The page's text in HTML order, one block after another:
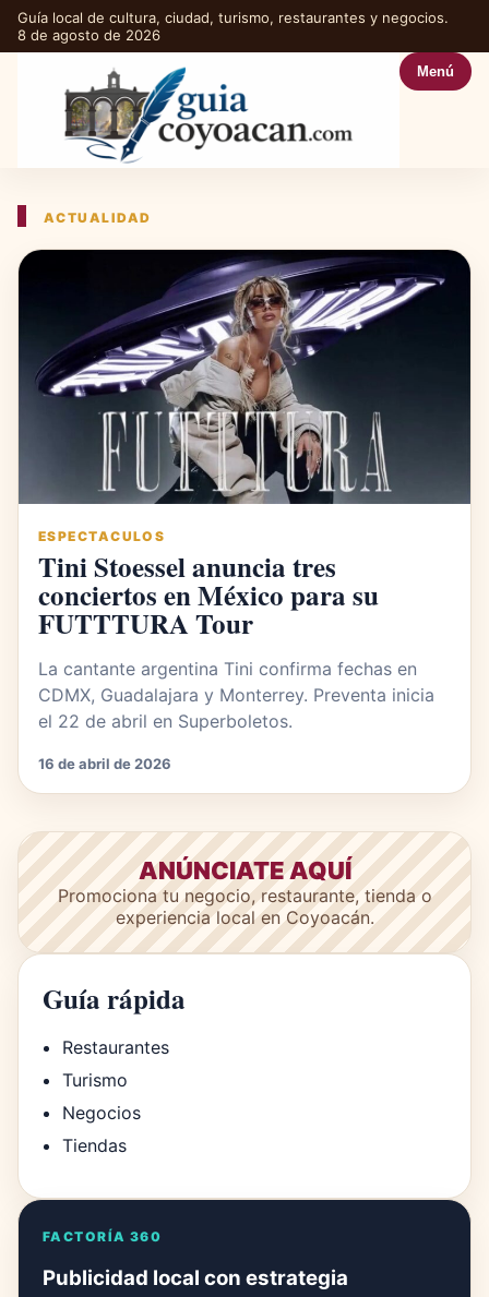
Guía local de cultura, ciudad, turismo, restaurantes y negocios.
8 de agosto de 2026
Menú
ACTUALIDAD
ESPECTACULOS
Tini Stoessel anuncia tres
conciertos en México para su
FUTTTURA Tour
La cantante argentina Tini confirma fechas en
CDMX, Guadalajara y Monterrey. Preventa inicia
el 22 de abril en Superboletos.
16 de abril de 2026
ANÚNCIATE AQUÍ
Promociona tu negocio, restaurante, tienda o
experiencia local en Coyoacán.
Guía rápida
Restaurantes
Turismo
Negocios
Tiendas
FACTORÍA 360
Publicidad local con estrategia